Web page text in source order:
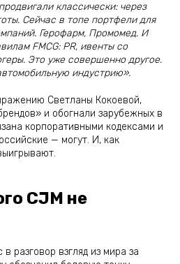
классически: через
Сейчас в топе портфели для
Герофарм, Промомед. И
FMCG: PR, ивенты со
Это уже совершенно другое.
индустрию».
Светланы Кокоевой,
и обогнали зарубежных в
корпоративными кодексами и
— могут. И, как
CJM не
разговор взгляд из мира за